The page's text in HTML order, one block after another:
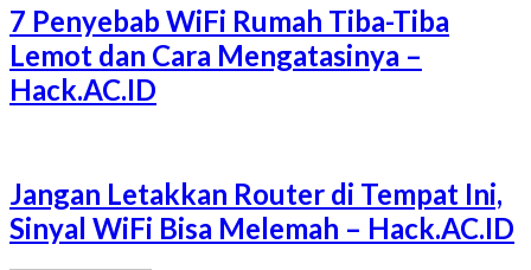
7 Penyebab WiFi Rumah Tiba-Tiba
Lemot dan Cara Mengatasinya –
Hack.AC.ID
Jangan Letakkan Router di Tempat Ini,
Sinyal WiFi Bisa Melemah – Hack.AC.ID